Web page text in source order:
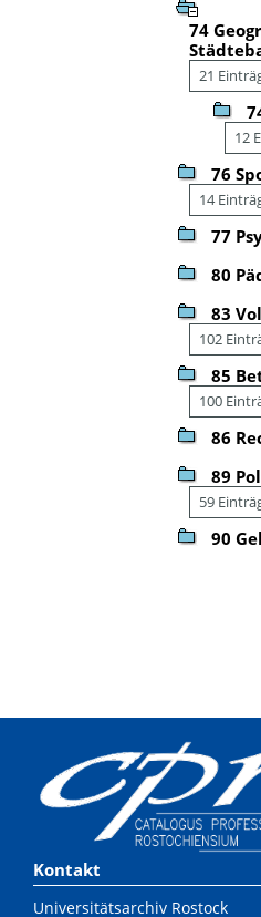
74
21
12
76
14
77
80
83
102
85
100
86
89
59
90
Kontakt
Universitätsarchiv Rostock